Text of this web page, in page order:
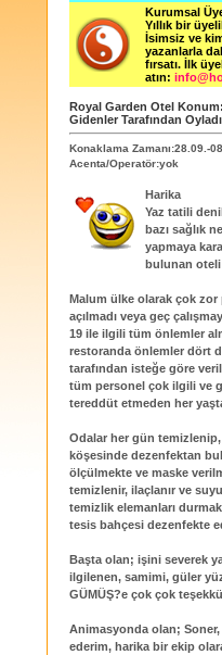
Kurumsal
Yıllık bir
İsimsiz ve
yazanlarla
fırsatı. İlk
atın:
Royal Garden Otel Konum:
Gidenler Tarafından Oyladı
Konaklama Zamanı:28.09.-
Acenta/Operatör:yok
Harika
Yaz tatili
bazı sağlık
yapmaya
bulunan
Malum ülke olarak çok
açılmadı veya geç
19 ile ilgili tüm önlemler
restoranda önlemler dört
tarafından isteğe göre
tüm personel çok ilgili ve
tereddüt etmeden her
Odalar her gün
köşesinde dezenfektan
ölçülmekte ve maske
temizlenir, ilaçlanır ve
temizlik elemanları
tesis bahçesi dezenfekte
Başta olan; işini severek
ilgilenen, samimi, güler
GÜMÜŞ?e çok çok
Animasyonda olan;
ederim, harika bir ekip